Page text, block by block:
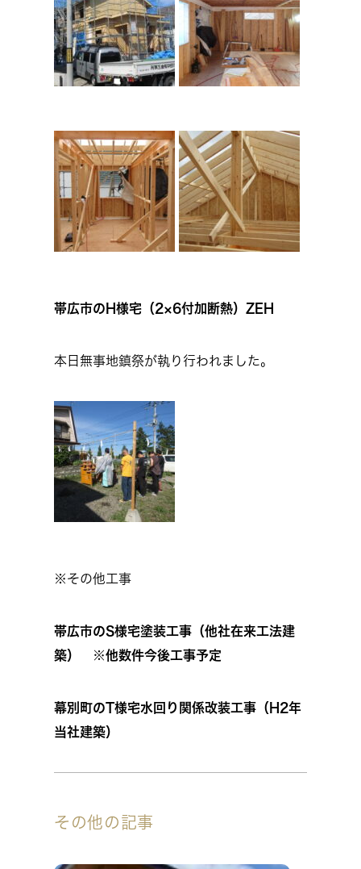
帯広市のH様宅（2×6付加断熱）ZEH
本日無事地鎮祭が執り行われました。
※その他工事
帯広市のS様宅塗装工事（他社在来工法建
築） ※他数件今後工事予定
幕別町のT様宅水回り関係改装工事（H2年
当社建築）
その他の記事